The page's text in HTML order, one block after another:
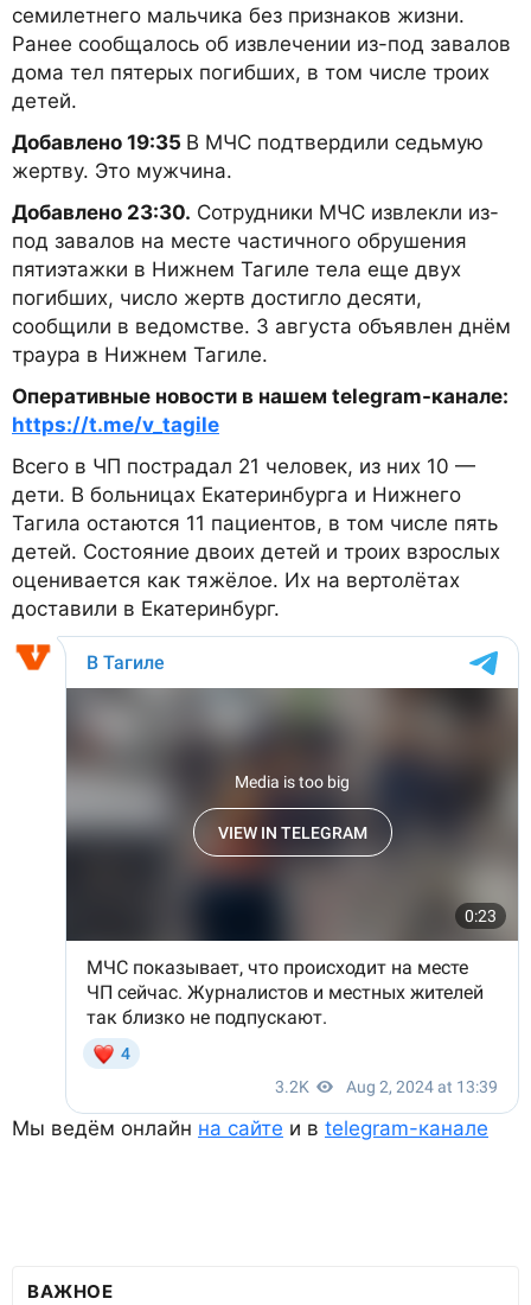
семилетнего мальчика без признаков жизни.
Ранее сообщалось об извлечении из-под завалов
дома тел пятерых погибших, в том числе троих
детей.
Добавлено 19:35 В МЧС подтвердили седьмую
жертву. Это мужчина.
Добавлено 23:30. Сотрудники МЧС извлекли из-
под завалов на месте частичного обрушения
пятиэтажки в Нижнем Тагиле тела еще двух
погибших, число жертв достигло десяти,
сообщили в ведомстве. 3 августа объявлен днём
траура в Нижнем Тагиле.
Оперативные новости в нашем telegram-канале:
https://t.me/v_tagile
Всего в ЧП пострадал 21 человек, из них 10 —
дети. В больницах Екатеринбурга и Нижнего
Тагила остаются 11 пациентов, в том числе пять
детей. Состояние двоих детей и троих взрослых
оценивается как тяжёлое. Их на вертолётах
доставили в Екатеринбург.
Мы ведём онлайн на сайте и в telegram-канале
ВАЖНОЕ